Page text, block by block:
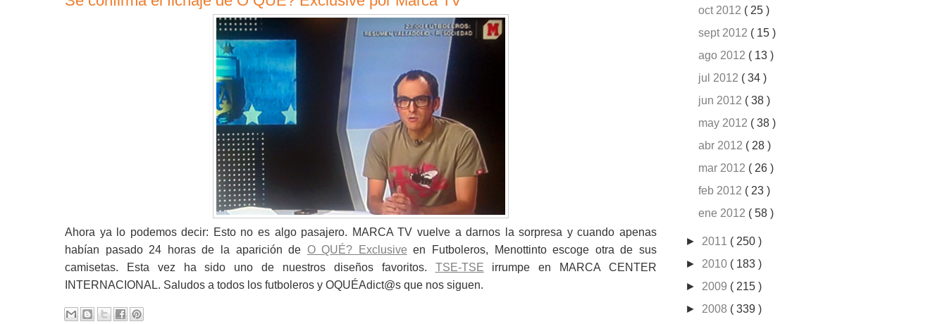
Ahora ya lo podemos decir: Esto no es algo pasajero. MARCA TV vuelve a darnos la sorpresa y cuando apenas
habían pasado 24 horas de la aparición de O QUÉ? Exclusive en Futboleros, Menottinto escoge otra de sus
camisetas. Esta vez ha sido uno de nuestros diseños favoritos. TSE-TSE irrumpe en MARCA CENTER
INTERNACIONAL. Saludos a todos los futboleros y OQUÉAdict@s que nos siguen.
oct 2012 ( 25 )
sept 2012 ( 15 )
ago 2012 ( 13 )
jul 2012 ( 34 )
jun 2012 ( 38 )
may 2012 ( 38 )
abr 2012 ( 28 )
mar 2012 ( 26 )
feb 2012 ( 23 )
ene 2012 ( 58 )
► 2011 ( 250 )
► 2010 ( 183 )
► 2009 ( 215 )
► 2008 ( 339 )